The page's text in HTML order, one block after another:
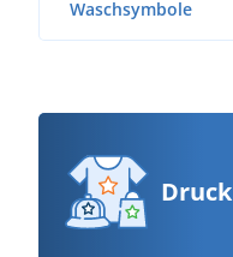
Waschsymbole
Druck